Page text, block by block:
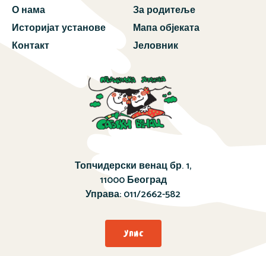
О нама
Историјат установе
Контакт
За родитеље
Мапа објеката
Јеловник
Топчидерски венац бр. 1,
11000 Београд
Управа:011/2662-582
Упис